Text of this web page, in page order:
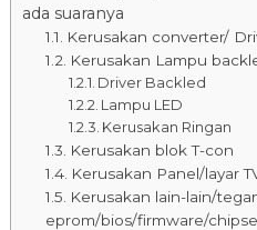
ada suaranya
Kerusakan converter/
Kerusakan Lampu
Driver Backled
Lampu LED
Kerusakan Ringan
Kerusakan blok T-con
Kerusakan Panel/layar
Kerusakan lain-lain/
eprom/bios/firmware/